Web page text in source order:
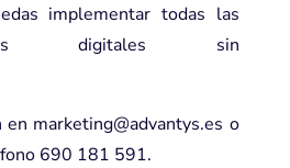
implementar todas las
digitales sin
en marketing@advantys.es o
690 181 591.